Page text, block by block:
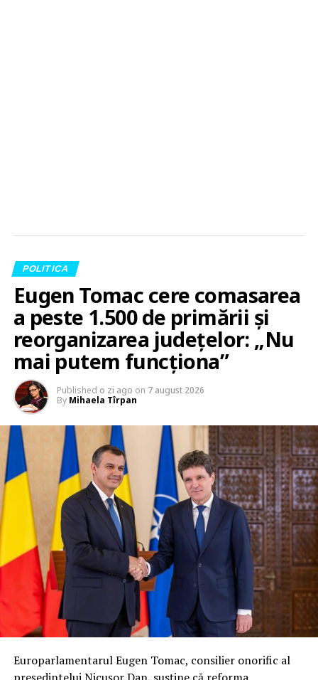
POLITICA
Eugen Tomac cere comasarea
a peste 1.500 de primării și
reorganizarea județelor: „Nu
mai putem funcționa”
Published o zi ago on 7 august 2026
By Mihaela Tîrpan
Europarlamentarul Eugen Tomac, consilier onorific al